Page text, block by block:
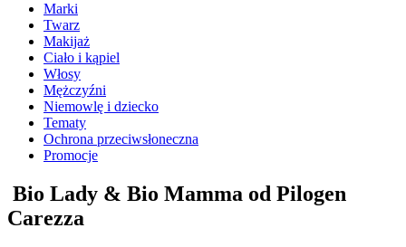
Marki
Twarz
Makijaż
Ciało i kąpiel
Włosy
Mężczyźni
Niemowlę i dziecko
Tematy
Ochrona przeciwsłoneczna
Promocje
Bio Lady & Bio Mamma od Pilogen
Carezza